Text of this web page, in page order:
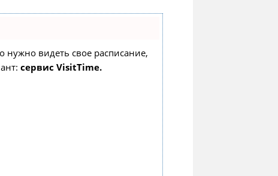
нужно видеть свое расписание,
сервис VisitTime.